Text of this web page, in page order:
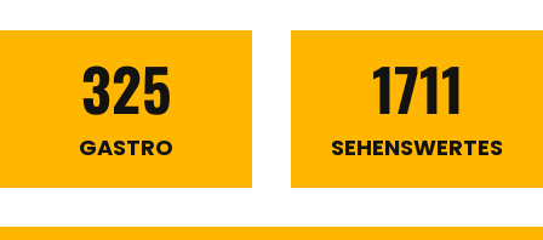
325
GASTRO
1711
SEHENSWERTES